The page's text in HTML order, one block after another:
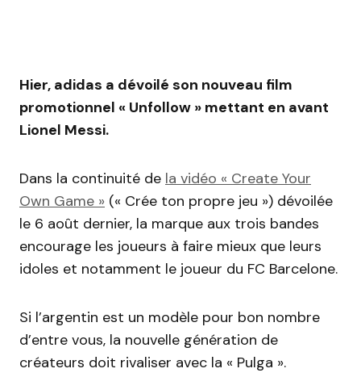
Hier, adidas a dévoilé son nouveau film
promotionnel « Unfollow » mettant en avant
Lionel Messi.
Dans la continuité de la vidéo « Create Your
Own Game » (« Crée ton propre jeu ») dévoilée
le 6 août dernier, la marque aux trois bandes
encourage les joueurs à faire mieux que leurs
idoles et notamment le joueur du FC Barcelone.
Si l’argentin est un modèle pour bon nombre
d’entre vous, la nouvelle génération de
créateurs doit rivaliser avec la « Pulga ».